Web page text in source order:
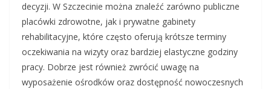
decyzji. W Szczecinie można znaleźć zarówno publiczne
placówki zdrowotne, jak i prywatne gabinety
rehabilitacyjne, które często oferują krótsze terminy
oczekiwania na wizyty oraz bardziej elastyczne godziny
pracy. Dobrze jest również zwrócić uwagę na
wyposażenie ośrodków oraz dostępność nowoczesnych